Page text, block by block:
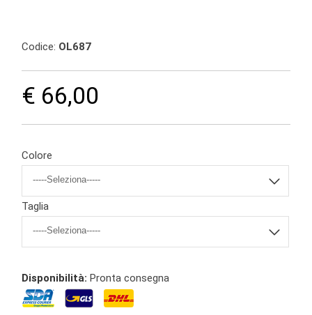
Codice: OL687
€ 66,00
Colore
Taglia
Disponibilità: Pronta consegna